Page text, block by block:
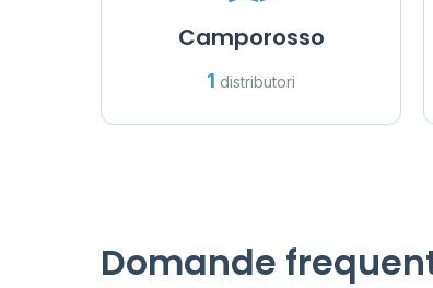
Camporosso
1 distributori
Domande